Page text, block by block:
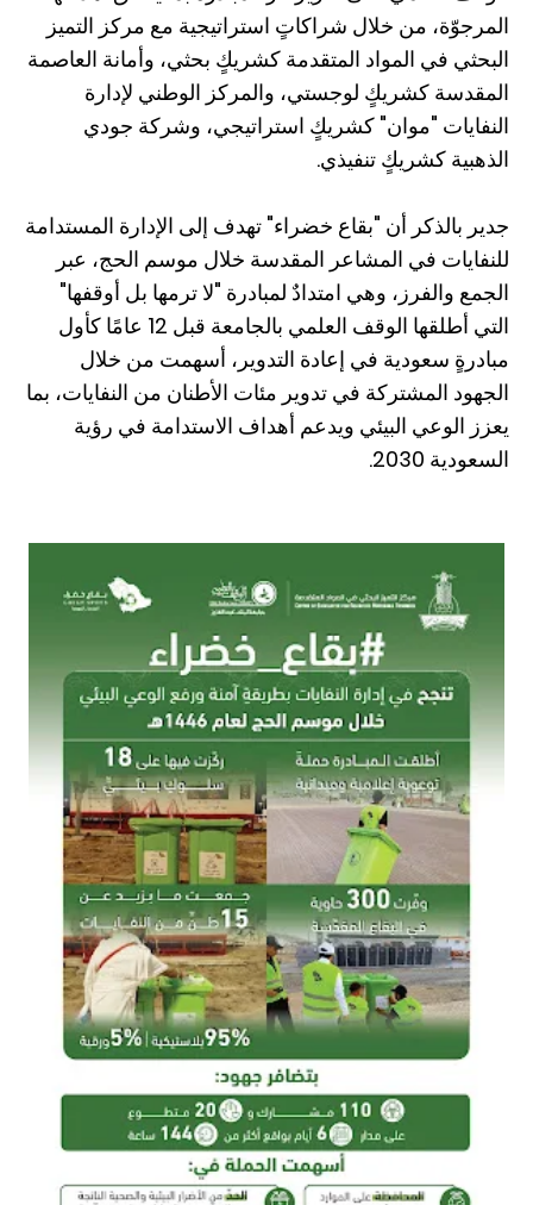
المرجوّة، من خلال شراكاتٍ استراتيجية مع مركز التميز
البحثي في المواد المتقدمة كشريكٍ بحثي، وأمانة العاصمة
المقدسة كشريكٍ لوجستي، والمركز الوطني لإدارة
النفايات "موان" كشريكٍ استراتيجي، وشركة جودي
الذهبية كشريكٍ تنفيذي.
جدير بالذكر أن "بقاع خضراء" تهدف إلى الإدارة المستدامة
للنفايات في المشاعر المقدسة خلال موسم الحج، عبر
الجمع والفرز، وهي امتدادٌ لمبادرة "لا ترمها بل أوقفها"
التي أطلقها الوقف العلمي بالجامعة قبل 12 عامًا كأول
مبادرةٍ سعودية في إعادة التدوير، أسهمت من خلال
الجهود المشتركة في تدوير مئات الأطنان من النفايات، بما
يعزز الوعي البيئي ويدعم أهداف الاستدامة في رؤية
السعودية 2030.